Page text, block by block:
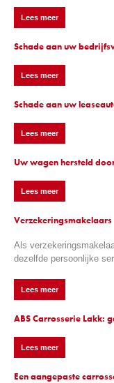
Lees meer
Schade aan uw
Lees meer
Schade aan uw
Lees meer
Uw wagen hersteld
Lees meer
Verzekeringsmakelaars
Als
dezelfde persoonlijke
Lees meer
ABS Carrosserie Lakk:
Lees meer
Een aangepaste